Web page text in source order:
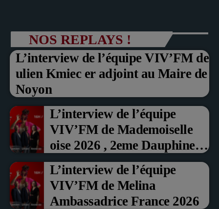
NOS REPLAYS !
L’interview de l’équipe VIV’FM de
ulien Kmiec er adjoint au Maire de
Noyon
L’interview de l’équipe
VIV’FM de Mademoiselle
oise 2026 , 2eme Dauphine et
Prix du Public , Marche aux
fruits rouge Noyon 2026
L’interview de l’équipe
VIV’FM de Melina
Ambassadrice France 2026